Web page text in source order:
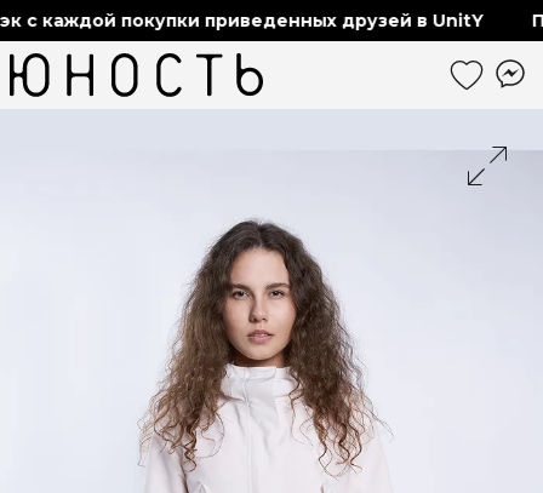
с каждой покупки приведенных друзей в UnitY